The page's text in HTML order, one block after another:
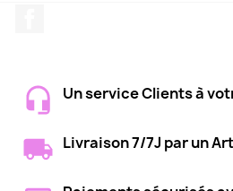
Un service Clients à
Livraison 7/7J par un